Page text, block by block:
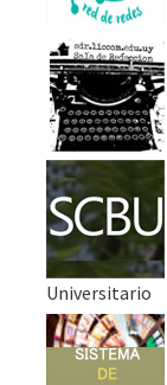
Universitario